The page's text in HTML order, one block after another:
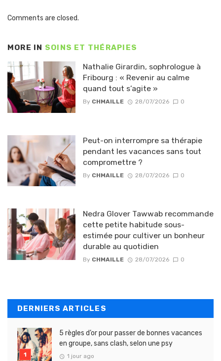
Comments are closed.
MORE IN SOINS ET THÉRAPIES
Nathalie Girardin, sophrologue à
Fribourg : « Revenir au calme
quand tout s’agite »
By CHMAILLE 28/07/2026 0
Peut-on interrompre sa thérapie
pendant les vacances sans tout
compromettre ?
By CHMAILLE 28/07/2026 0
Nedra Glover Tawwab recommande
cette petite habitude sous-
estimée pour cultiver un bonheur
durable au quotidien
By CHMAILLE 28/07/2026 0
DERNIERS ARTICLES
5 règles d’or pour passer de bonnes vacances
en groupe, sans clash, selon une psy
1 jour ago